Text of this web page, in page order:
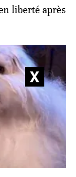
liberté après